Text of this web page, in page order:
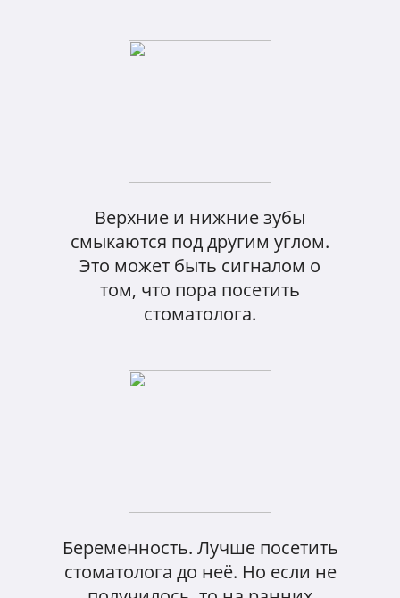
Верхние и нижние зубы
смыкаются под другим углом.
Это может быть сигналом о
том, что пора посетить
стоматолога.
Беременность. Лучше посетить
стоматолога до неё. Но если не